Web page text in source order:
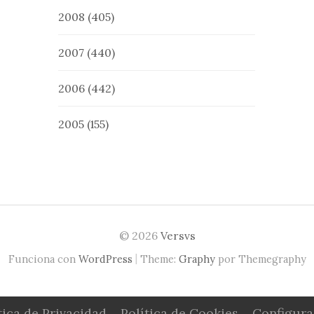
2008 (405)
2007 (440)
2006 (442)
2005 (155)
© 2026 Versvs
Funciona con WordPress | Theme: Graphypor Themegraphy